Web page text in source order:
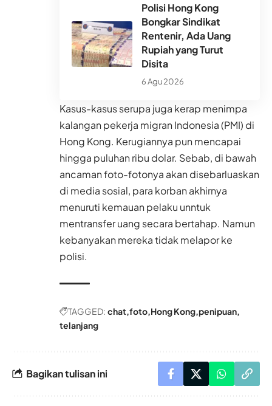
Polisi Hong Kong
Bongkar Sindikat
Rentenir, Ada Uang
Rupiah yang Turut
Disita
6 Agu 2026
Kasus-kasus serupa juga kerap menimpa
kalangan pekerja migran Indonesia (PMI) di
Hong Kong. Kerugiannya pun mencapai
hingga puluhan ribu dolar. Sebab, di bawah
ancaman foto-fotonya akan disebarluaskan
di media sosial, para korban akhirnya
menuruti kemauan pelaku unntuk
mentransfer uang secara bertahap. Namun
kebanyakan mereka tidak melapor ke
polisi.
TAGGED: chat foto Hong Kong penipuan
telanjang
Bagikan tulisan ini